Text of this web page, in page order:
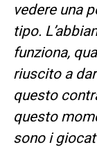
vedere una
tipo.
funziona,
riuscito a
questo
questo
sono i